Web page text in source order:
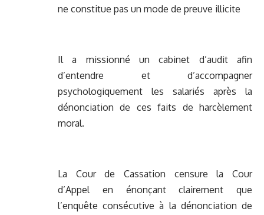
ne constitue pas un mode de preuve illicite
Il a missionné un cabinet d’audit afin
d’entendre et d’accompagner
psychologiquement les salariés après la
dénonciation de ces faits de harcèlement
moral.
La Cour de Cassation censure la Cour
d’Appel en énonçant clairement que
l’enquête consécutive à la dénonciation de